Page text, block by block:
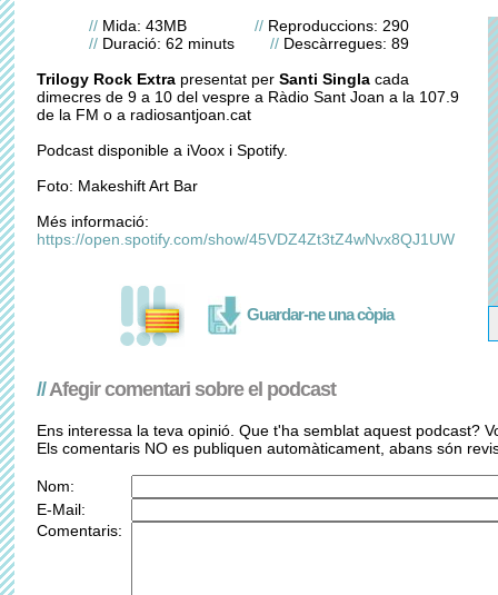
// Mida: 43MB // Reproduccions: 290
// Duració: 62 minuts // Descàrregues: 89
Trilogy Rock Extrapresentat per Santi Singlacada
dimecres de 9 a 10 del vespre a Ràdio Sant Joan a la 107.9
de la FM o a radiosantjoan.cat
Podcast disponible a iVoox i Spotify.
Foto: Makeshift Art Bar
Més informació:
https://open.spotify.com/show/45VDZ4Zt3tZ4wNvx8QJ1UW
Guardar-ne una còpia
//Afegir comentari sobre el podcast
Ens interessa la teva opinió. Que t'ha semblat aquest podcast?
Els comentaris NO es publiquen automàticament, abans són
Nom:
E-Mail:
Comentaris: